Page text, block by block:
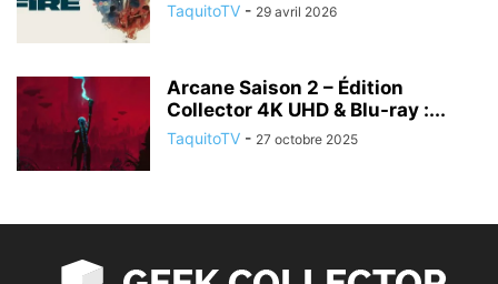
TaquitoTV - 29 avril 2026
Arcane Saison 2 – Édition
Collector 4K UHD & Blu-ray :...
TaquitoTV - 27 octobre 2025